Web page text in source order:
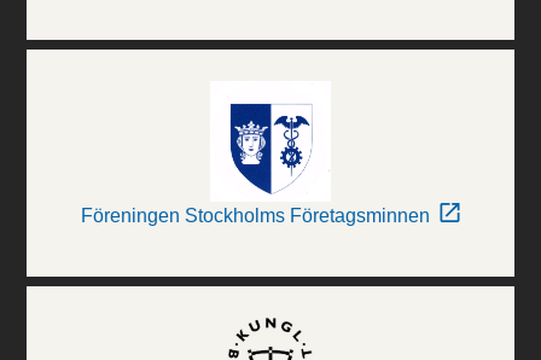
Föreningen Stockholms Företagsminnen